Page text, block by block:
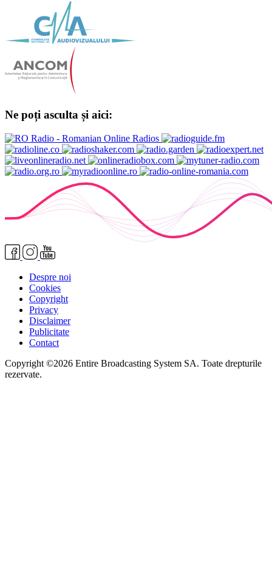
Ne poți asculta și aici:
Despre noi
Cookies
Copyright
Privacy
Disclaimer
Publicitate
Contact
Copyright ©2026 Entire Broadcasting System SA. Toate drepturile
rezervate.